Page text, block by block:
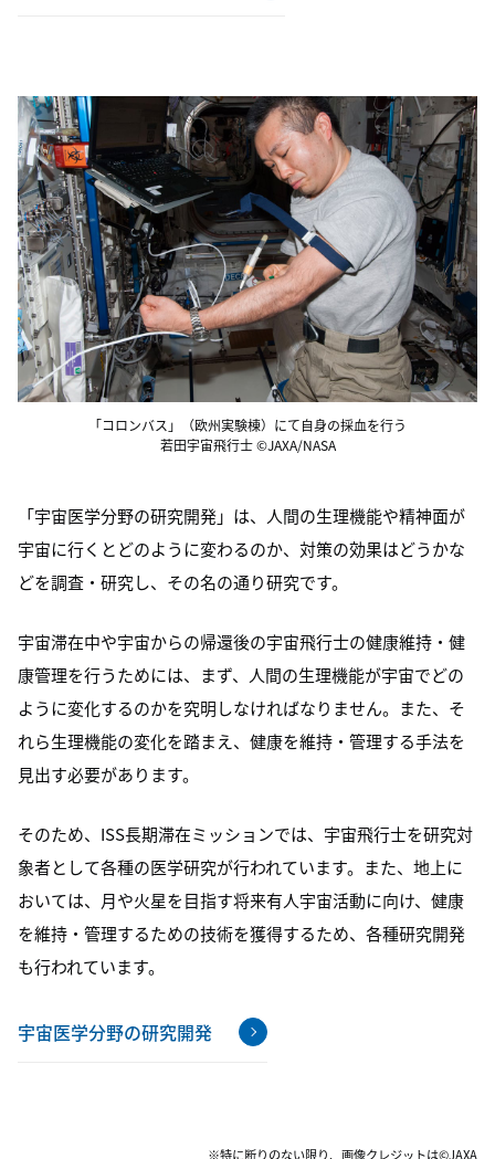
「宇宙医学分野の研究開発」は、人間の生理機能や精神面が
宇宙に行くとどのように変わるのか、対策の効果はどうかな
どを調査・研究し、その名の通り研究です。
宇宙滞在中や宇宙からの帰還後の宇宙飛行士の健康維持・健
康管理を行うためには、まず、人間の生理機能が宇宙でどの
ように変化するのかを究明しなければなりません。また、そ
れら生理機能の変化を踏まえ、健康を維持・管理する手法を
見出す必要があります。
そのため、ISS長期滞在ミッションでは、宇宙飛行士を研究対
象者として各種の医学研究が行われています。また、地上に
おいては、月や火星を目指す将来有人宇宙活動に向け、健康
を維持・管理するための技術を獲得するため、各種研究開発
も行われています。
宇宙医学分野の研究開発
「コロンバス」（欧州実験棟）にて自身の採血を行う
若田宇宙飛行士 ©JAXA/NASA
※特に断りのない限り、画像クレジットは©JAXA